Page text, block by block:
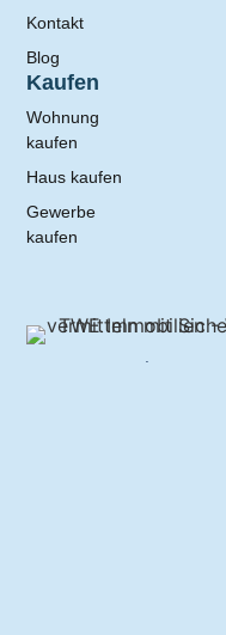
Kontakt
Blog
Kaufen
Wohnung
kaufen
Haus kaufen
Gewerbe
kaufen